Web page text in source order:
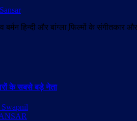
बर्मन हिन्दी और बांग्ला फि़ल्मों के
के सबसे बड़े नेता
Swapnil